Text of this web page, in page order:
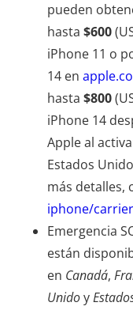
pueden
hasta $600
iPhone 11 o
14 en
hasta $800
iPhone 14
Apple al
Estados
más detalles,
iphone/
Emergencia
están
en Canadá,
Unidoy